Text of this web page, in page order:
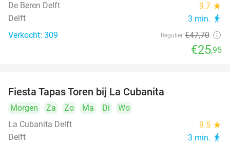
De Beren Delft
9.7 star
Delft 3 min. directions_walk
Verkocht: 309 Regulier €47,70
€25,95
Fiesta Tapas Toren bij La Cubanita
Morgen Za Zo Ma Di
Wo
La Cubanita Delft
9.5 star
Delft 3 min. directions_walk